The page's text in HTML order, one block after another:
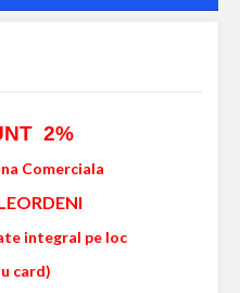
2%
Comerciala
integral pe loc
card)